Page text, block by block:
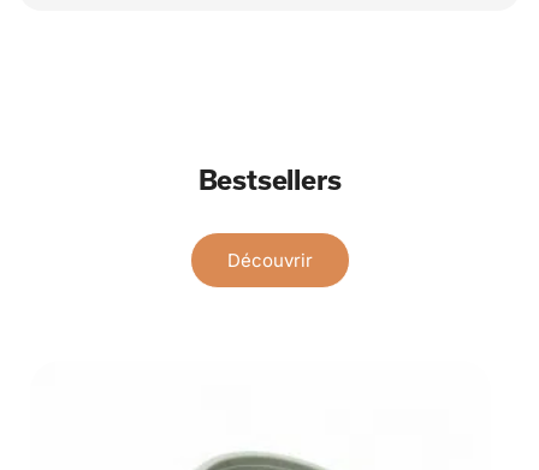
Bestsellers
Découvrir